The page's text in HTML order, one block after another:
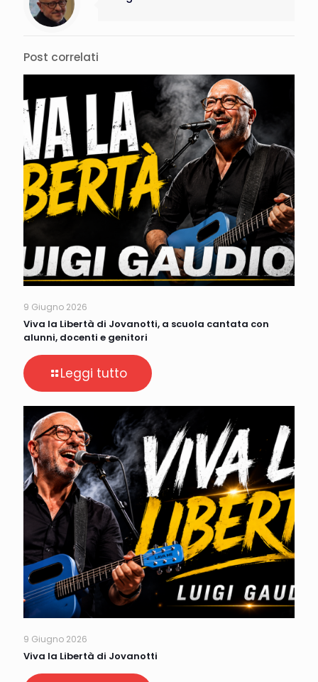
Post correlati
9 Giugno 2026
Viva la Libertà di Jovanotti, a scuola cantata con
alunni, docenti e genitori
Leggi tutto
9 Giugno 2026
Viva la Libertà di Jovanotti